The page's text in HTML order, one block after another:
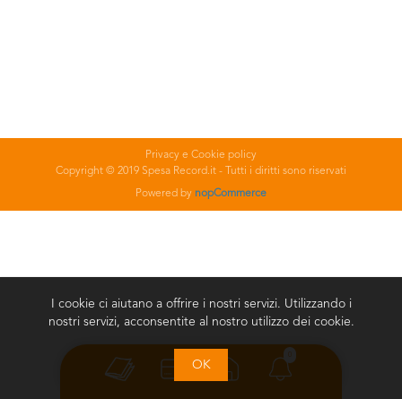
Privacy e Cookie policy
Copyright © 2019 Spesa Record.it - Tutti i diritti sono riservati
Powered by nopCommerce
I cookie ci aiutano a offrire i nostri servizi. Utilizzando i
nostri servizi, acconsentite al nostro utilizzo dei cookie.
OK